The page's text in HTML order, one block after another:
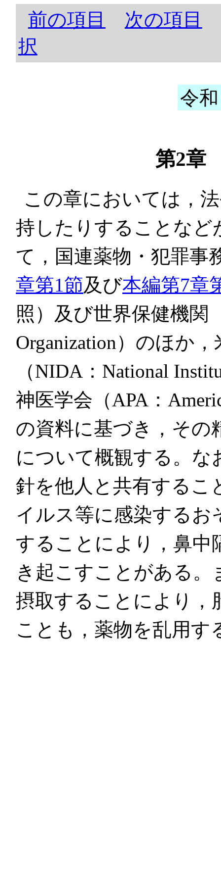
前の項目
次の項目
択
令
第2章
この章においては，
持したりすることなど
て，国連薬物・犯罪事
章第1節及び本編第7章
照）及び世界保健機関
Organization）のほか
（NIDA：National
神医学会（APA：
の資料に基づき，その
について概観する。な
針を他人と共有するこ
イルス等に感染するお
することにより，鼻中
き起こすことがある
摂取することにより，
ことも，薬物を乱用す